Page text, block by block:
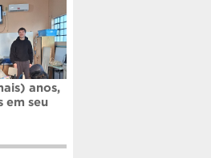
anos,
em seu